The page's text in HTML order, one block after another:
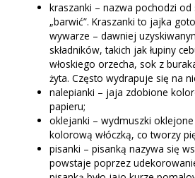
kraszanki – nazwa pochodzi od
„barwić”. Kraszanki to jajka
wywarze – dawniej
składników, takich jak łupiny
włoskiego orzecha, sok z
żyta. Często wydrapuje się na
nalepianki – jaja zdobione
papieru;
oklejanki – wydmuszki
kolorową włóczką, co tworzy
pisanki – pisanką nazywa się
powstaje poprzez